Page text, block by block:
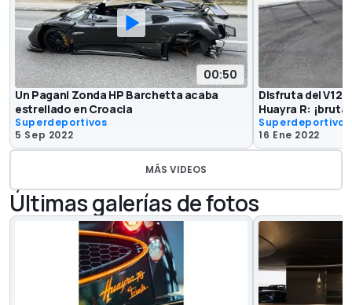
00:50
Un Pagani Zonda HP Barchetta acaba
estrellado en Croacia
Superdeportivos
5 Sep 2022
Disfruta del V12
Huayra R:
Superdeportivos
16 Ene 2022
MÁS VIDEOS
Últimas galerías de fotos